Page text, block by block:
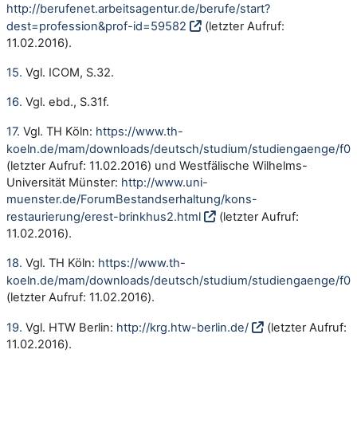
http://berufenet.arbeitsagentur.de/berufe/start?
dest=profession&prof-id=59582
(letzter Aufruf:
11.02.2016).
15. Vgl. ICOM, S.32.
16. Vgl. ebd., S.31f.
17. Vgl. TH Köln: https://www.th-
koeln.de/mam/downloads/deutsch/studium/studiengaenge/
(letzter Aufruf: 11.02.2016) und Westfälische Wilhelms-
Universität Münster: http://www.uni-
muenster.de/ForumBestandserhaltung/kons-
restaurierung/erest-brinkhus2.html
(letzter Aufruf:
11.02.2016).
18. Vgl. TH Köln: https://www.th-
koeln.de/mam/downloads/deutsch/studium/studiengaenge/
(letzter Aufruf: 11.02.2016).
19. Vgl. HTW Berlin: http://krg.htw-berlin.de/
(letzter Aufruf:
11.02.2016).